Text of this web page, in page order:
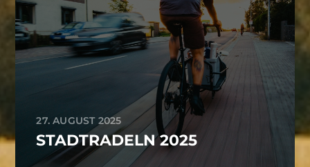
27. AUGUST 2025
STADTRADELN 2025